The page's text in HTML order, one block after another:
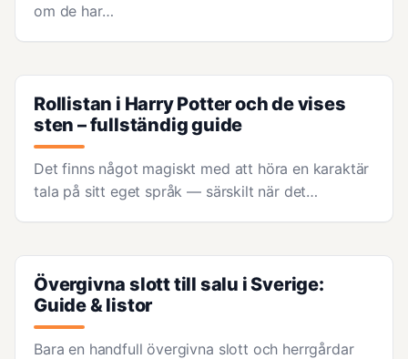
om de har…
Rollistan i Harry Potter och de vises
sten – fullständig guide
Det finns något magiskt med att höra en karaktär
tala på sitt eget språk — särskilt när det…
Övergivna slott till salu i Sverige:
Guide & listor
Bara en handfull övergivna slott och herrgårdar